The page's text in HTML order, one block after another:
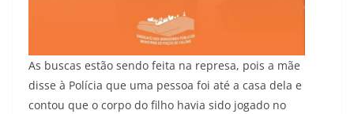
As buscas estão sendo feita na represa, pois a mãe
disse à Polícia que uma pessoa foi até a casa dela e
contou que o corpo do filho havia sido jogado no